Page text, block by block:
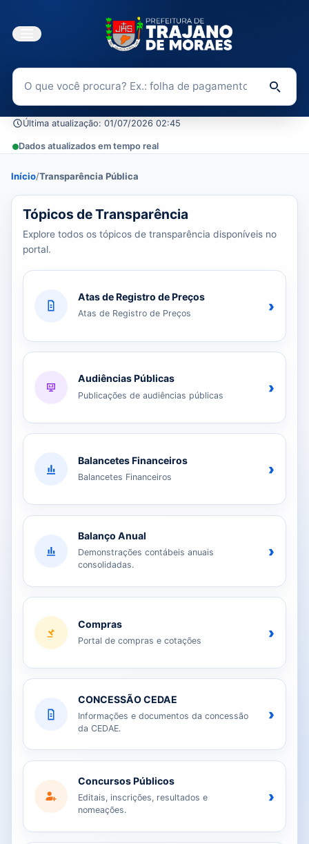
Buscar no Portal da Transparência
Última atualização: 01/07/2026 02:45
Dados atualizados em tempo real
Início/Transparência Pública
39 tópicos carregados do banco de dados.
Tópicos de Transparência
Explore todos os tópicos de transparência disponíveis no
portal.
Atas de Registro de Preços
Atas de Registro de Preços ›
Audiências Públicas
Publicações de audiências públicas ›
Balancetes Financeiros
Balancetes Financeiros ›
Balanço Anual
Demonstrações contábeis anuais
consolidadas.
›
Compras
Portal de compras e cotações ›
CONCESSÃO CEDAE
Informações e documentos da concessão
da CEDAE.
›
Concursos Públicos
Editais, inscrições, resultados e
nomeações.
›